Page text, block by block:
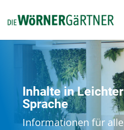
Inhalte in Leichter
Sprache
Informationen für alle